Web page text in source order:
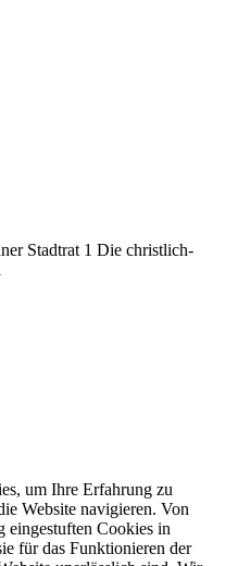
Stadtrat 1 Die christlich-
um Ihre Erfahrung zu
Website navigieren. Von
eingestuften Cookies in
für das Funktionieren der